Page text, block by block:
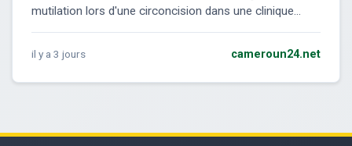
mutilation lors d'une circoncision dans une clinique...
il y a 3 jours cameroun24.net